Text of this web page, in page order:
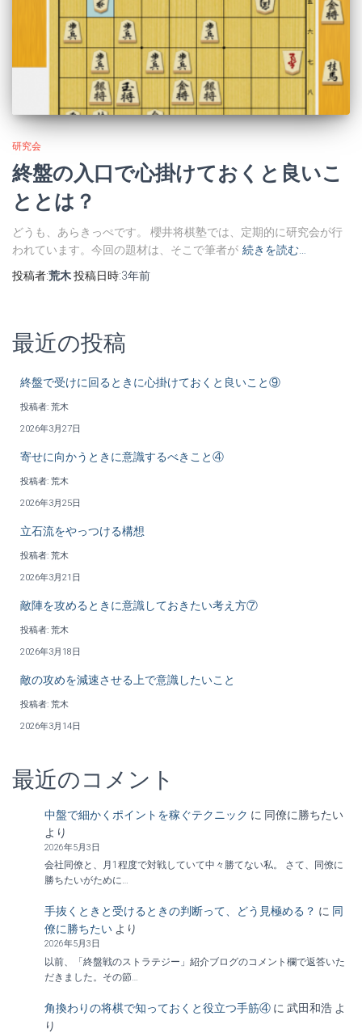
研究会
終盤の入口で心掛けておくと良いこ
ととは？
どうも、あらきっぺです。 櫻井将棋塾では、定期的に研究会が行
われています。今回の題材は、そこで筆者が 続きを読む…
投稿者:荒木投稿日時:3年前
最近の投稿
終盤で受けに回るときに心掛けておくと良いこと⑨
投稿者: 荒木
2026年3月27日
寄せに向かうときに意識するべきこと④
投稿者: 荒木
2026年3月25日
立石流をやっつける構想
投稿者: 荒木
2026年3月21日
敵陣を攻めるときに意識しておきたい考え方⑦
投稿者: 荒木
2026年3月18日
敵の攻めを減速させる上で意識したいこと
投稿者: 荒木
2026年3月14日
最近のコメント
中盤で細かくポイントを稼ぐテクニック に 同僚に勝ちたい
より
2026年5月3日
会社同僚と、月1程度で対戦していて中々勝てない私。 さて、同僚に
勝ちたいがために…
手抜くときと受けるときの判断って、どう見極める？ に 同
僚に勝ちたい より
2026年5月3日
以前、「終盤戦のストラテジー」紹介ブログのコメント欄で返答いた
だきました。その節…
角換わりの将棋で知っておくと役立つ手筋④ に 武田和浩 よ
り